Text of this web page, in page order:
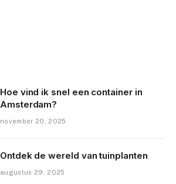
Hoe vind ik snel een container in
Amsterdam?
november 20, 2025
Ontdek de wereld van tuinplanten
augustus 29, 2025